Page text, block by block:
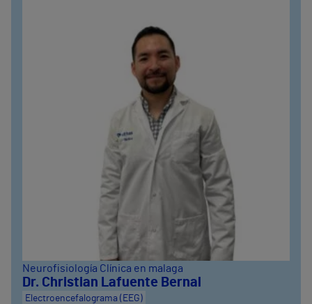
Neurofisiología Clínica en malaga
Dr. Christian Lafuente Bernal
Electroencefalograma (EEG)